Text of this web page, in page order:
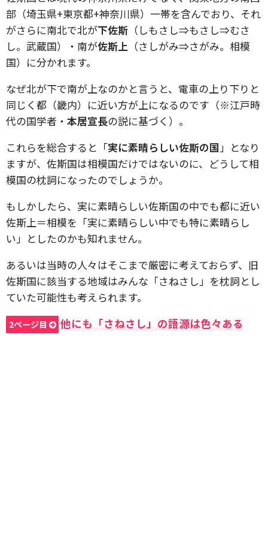
部（埼玉県+東京都+神奈川県）一帯を含んでおり、それ
がさらに南北で北が下佐斯 （しもさし⇒もさし⇒むさ
し。武蔵国）・南が佐斯上 （さしがみ⇒さがみ。相模
国）に分かれます。
なぜ北が下で南が上なのかと言うと、電車の上り下りと
同じく都（畿内）に近い方が上になるのです（※江戸時
代の国学者・ 本居宣長の説に基づく）。
これらを総合すると「実に素晴らしい佐斯の国」となり
ますが、佐斯国は相模国だけではないのに、どうして相
模国の枕詞になったのでしょうか。
もしかしたら、実に素晴らしい佐斯国の中でも都に近い
佐斯上＝相模を「実に素晴らしい中でも特に素晴らし
い」としたのかも知れません。
あるいは当時の人々はそこまで厳密に考えておらず、旧
佐斯国に該当する地域はみんな「さねさし」を枕詞とし
ていた可能性も考えられます。
2ページ目 他にも「さねさし」の語源は色々ある